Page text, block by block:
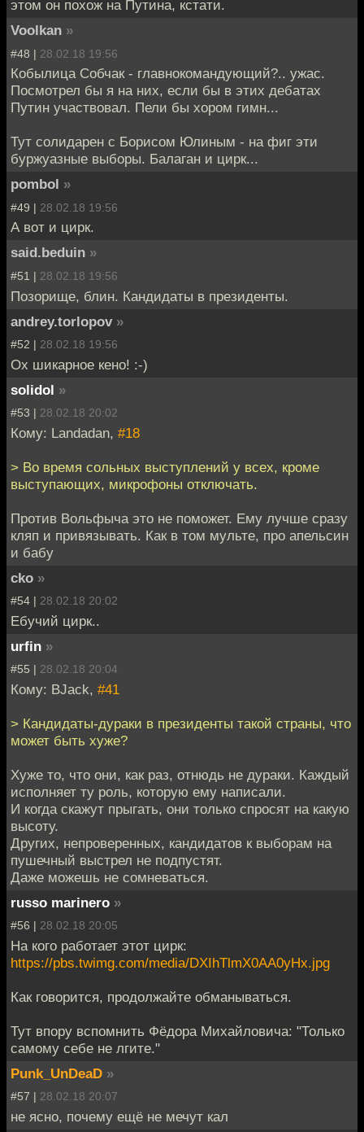
этом он похож на Путина, кстати.
Voolkan »
#48 | 28.02.18 19:56
Кобылица Собчак - главнокомандующий?.. ужас.
Посмотрел бы я на них, если бы в этих дебатах
Путин участвовал. Пели бы хором гимн...
Тут солидарен с Борисом Юлиным - на фиг эти
буржуазные выборы. Балаган и цирк...
pombol »
#49 | 28.02.18 19:56
А вот и цирк.
said.beduin »
#51 | 28.02.18 19:56
Позорище, блин. Кандидаты в президенты.
andrey.torlopov »
#52 | 28.02.18 19:56
Ох шикарное кено! :-)
solidol »
#53 | 28.02.18 20:02
Кому: Landadan, #18
> Во время сольных выступлений у всех, кроме
выступающих, микрофоны отключать.
Против Вольфыча это не поможет. Ему лучше сразу
кляп и привязывать. Как в том мульте, про апельсин
и бабу
cko »
#54 | 28.02.18 20:02
Ебучий цирк..
urfin »
#55 | 28.02.18 20:04
Кому: BJack, #41
> Кандидаты-дураки в президенты такой страны, что
может быть хуже?
Хуже то, что они, как раз, отнюдь не дураки. Каждый
исполняет ту роль, которую ему написали.
И когда скажут прыгать, они только спросят на какую
высоту.
Других, непроверенных, кандидатов к выборам на
пушечный выстрел не подпустят.
Даже можешь не сомневаться.
russo marinero »
#56 | 28.02.18 20:05
На кого работает этот цирк:
https://pbs.twimg.com/media/DXIhTlmX0AA0yHx.jpg
Как говорится, продолжайте обманываться.
Тут впору вспомнить Фёдора Михайловича: "Только
самому себе не лгите."
Punk_UnDeaD »
#57 | 28.02.18 20:07
не ясно, почему ещё не мечут кал